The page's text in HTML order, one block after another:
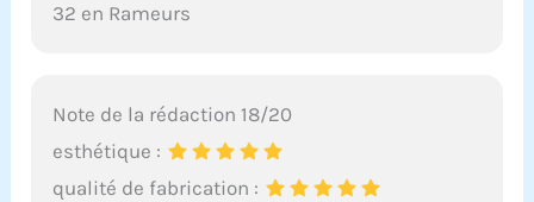
32 en Rameurs
Note de la rédaction 18/20
esthétique :
qualité de fabrication :